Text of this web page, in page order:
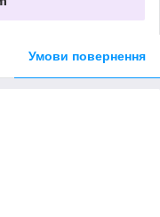
Умови повернення